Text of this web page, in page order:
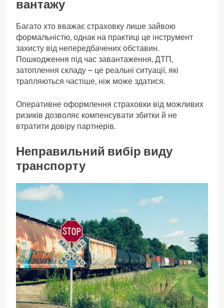
вантажу
Багато хто вважає страховку лише зайвою
формальністю, однак на практиці це інструмент
захисту від непередбачених обставин.
Пошкодження під час завантаження, ДТП,
затоплення складу – це реальні ситуації, які
трапляються частіше, ніж може здатися.
Оперативне оформлення страховки від можливих
ризиків дозволяє компенсувати збитки й не
втратити довіру партнерів.
Неправильний вибір виду
транспорту